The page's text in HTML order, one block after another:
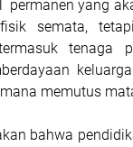
permanen yang
semata,
tenaga
memutus
bahwa